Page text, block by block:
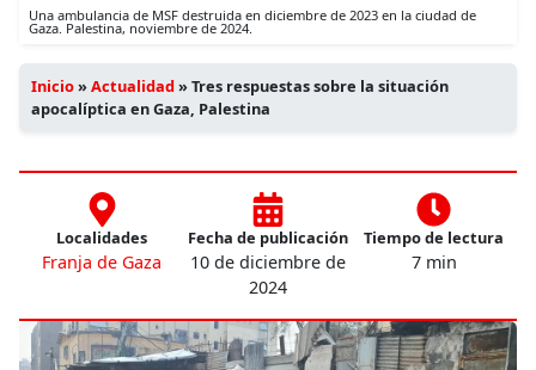
Una ambulancia de MSF destruida en diciembre de 2023 en la ciudad de
Gaza. Palestina, noviembre de 2024.
Inicio»Actualidad»Tres respuestas sobre la situación
apocalíptica en Gaza, Palestina
Localidades
Franja de Gaza
Fecha de publicación
10 de diciembre de
2024
Tiempo de lectura
7 min